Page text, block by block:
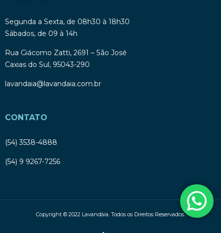
Segunda a Sexta, de 08h30 à 18h30
Sábados, de 09 à 14h
Rua Giácomo Zatti, 2691 – São José
Caxias do Sul, 95043-290
lavandaia@lavandaia.com.br
CONTATO
(54) 3538-4888
(54) 9 9267-7256
Copyright © 2022 Lavandàia. Todos os Direitos Reservados.